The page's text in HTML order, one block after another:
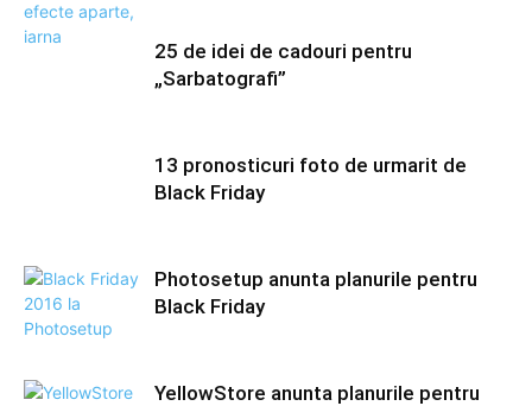
25 de idei de cadouri pentru
„Sarbatografi”
13 pronosticuri foto de urmarit de
Black Friday
Photosetup anunta planurile pentru
Black Friday
YellowStore anunta planurile pentru